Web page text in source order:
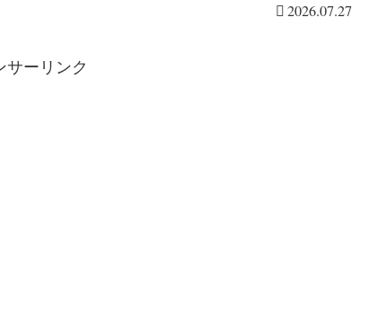
2026.07.27
サーリンク